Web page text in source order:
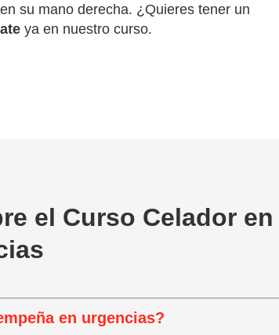
su mano derecha. ¿Quieres tener un
ya en nuestro curso.
el Curso Celador en
en urgencias?